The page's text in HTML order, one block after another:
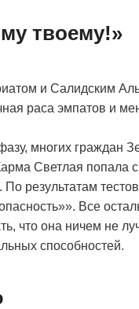
твоему!»
и Салидским
раса эмпатов и
многих граждан
Светлая попала
результатам
Все
что она ничем не
способностей.